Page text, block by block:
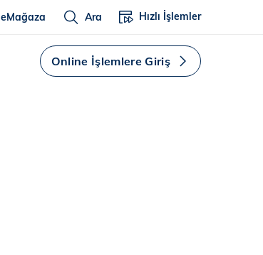
eMağaza Ara Hızlı İşlemler
Online İşlemlere Giriş